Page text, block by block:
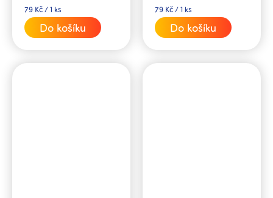
Měrná
cena:
79 Kč / 1 ks
Do košíku
Měrná
cena:
79 Kč / 1 ks
Do košíku